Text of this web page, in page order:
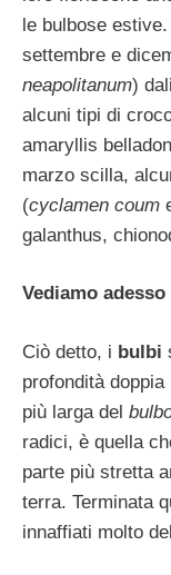
le bulbose
settembre e
neapolitanum)
alcuni tipi di
amaryllis
marzo scilla,
(cyclamen coum
galanthus,
Vediamo
Ciò detto, i bulbi
profondità
più larga del
radici, è quella
parte più stretta
terra. Terminata
innaffiati molto